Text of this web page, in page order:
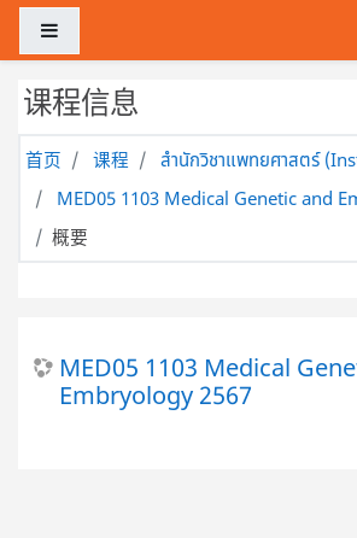
跳到主要内容
课程信息
首页 课程
สำนักวิชาแพทยศาสตร์
MED05 1103 Medical Genetic and
概要
MED05 1103 Medical
Embryology 2567